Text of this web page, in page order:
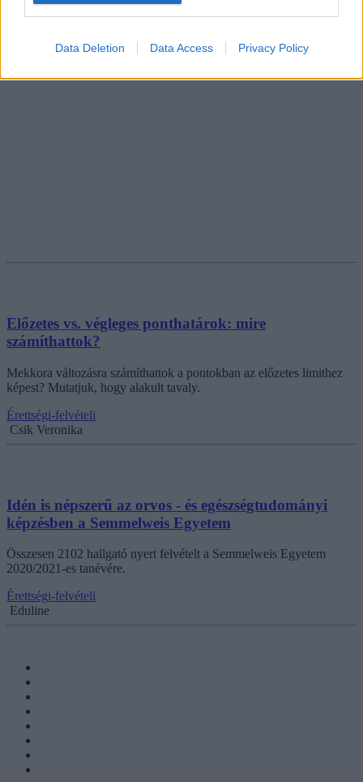
Data Deletion Data Access Privacy Policy
Előzetes vs. végleges ponthatárok: mire
számíthattok?
Mekkora változásra számíthattok a pontokban az előzetes limithez
képest? Mutatjuk, hogy alakult tavaly.
Érettségi-felvételi
Csik Veronika
Idén is népszerű az orvos - és egészségtudományi
képzésben a Semmelweis Egyetem
Összesen 2102 hallgató nyert felvételt a Semmelweis Egyetem
2020/2021-es tanévére.
Érettségi-felvételi
Eduline